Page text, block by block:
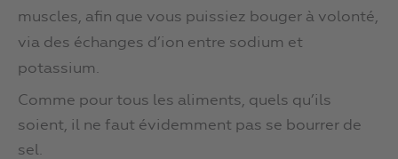
muscles, afin que vous puissiez bouger à volonté,
via des échanges d’ion entre sodium et
potassium.
Comme pour tous les aliments, quels qu’ils
soient, il ne faut évidemment pas se bourrer de
sel.